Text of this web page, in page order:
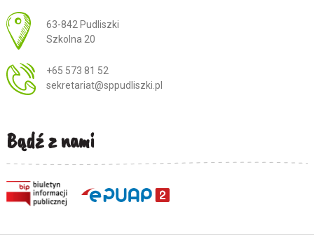
Adres pocztowy:
63-842 Pudliszki
Szkolna 20
+65 573 81 52
sekretariat@sppudliszki.pl
Bądź z nami